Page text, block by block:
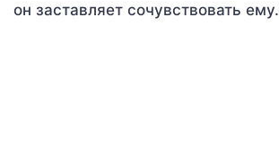
он заставляет сочувствовать ему.